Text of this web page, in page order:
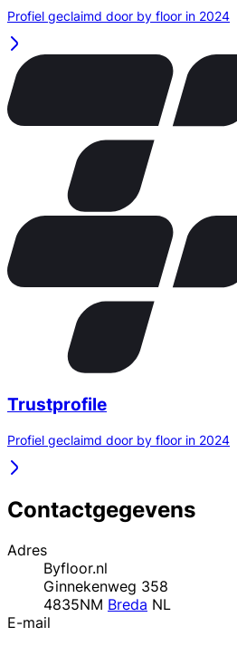
Profiel geclaimd door by floor in 2024
Trustprofile
Profiel geclaimd door by floor in 2024
Contactgegevens
Adres
Byfloor.nl
Ginnekenweg 358
4835NM Breda NL
E-mail